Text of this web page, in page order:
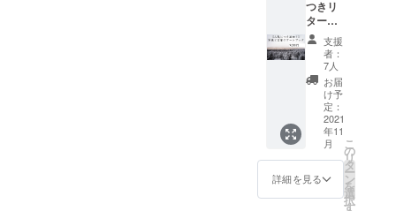
す。 個
人的に
はこ
れ、書
くのも
楽しみ
なので
おすす
めで
す。 ＋
ぼくが
その方
に渡し
はいら
ないけ
ど、応
援した
い！」
という
方向け
です！
備考欄
にお名
前をお
書きく
ださ
つきリ
ターン
追加し
まし
た！！※
【会場
に展示
した写
真を中
心にし
た写真
と、そ
れぞれ
に添え
た言葉
支援
者：
7人
お届
け予
定：
2021
年11
月
詳細を見る
こ
の
リ
タ
ー
ン
を
選
択
す